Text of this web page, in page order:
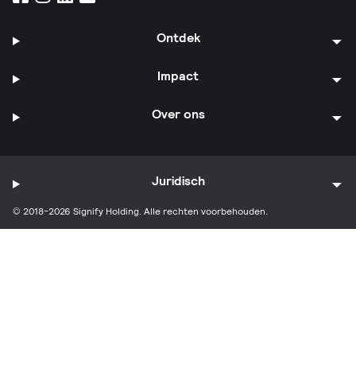
Ontdek
Impact
Over ons
© 2018-2026 Signify Holding. Alle rechten voorbehouden.
Juridisch